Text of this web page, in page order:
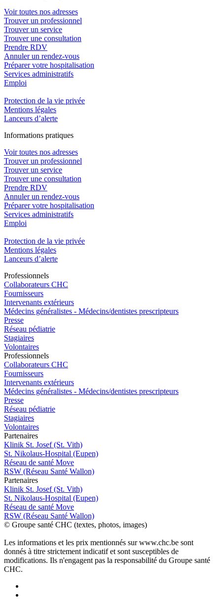
Voir toutes nos adresses
Trouver un professionnel
Trouver un service
Trouver une consultation
Prendre RDV
Annuler un rendez-vous
Préparer votre hospitalisation
Services administratifs
Emploi​
Protection de la vie privée
Mentions légales
Lanceurs d’alerte
Informations pratiques
Voir toutes nos adresses
Trouver un professionnel
Trouver un service
Trouver une consultation
Prendre RDV
Annuler un rendez-vous
Préparer votre hospitalisation
Services administratifs
Emploi​
Protection de la vie privée
Mentions légales
Lanceurs d’alerte
Professionnels
Collaborateurs CHC
Fournisseurs
Intervenants extérieurs
Médecins généralistes - Médecins/dentistes prescripteurs
Presse
Réseau pédiatrie
Stagiaires
Volontaires
Professionnels
Collaborateurs CHC
Fournisseurs
Intervenants extérieurs
Médecins généralistes - Médecins/dentistes prescripteurs
Presse
Réseau pédiatrie
Stagiaires
Volontaires
Partenaires
Klinik St. Josef (St. Vith)
St. Nikolaus-Hospital (Eupen)
Réseau de santé Move
RSW (Réseau Santé Wallon)
Partenaires
Klinik St. Josef (St. Vith)
St. Nikolaus-Hospital (Eupen)
Réseau de santé Move
RSW (Réseau Santé Wallon)
© Groupe santé CHC (textes, photos, images)
Les informations et les prix mentionnés sur www.chc.be sont
donnés à titre strictement indicatif et sont susceptibles de
modifications. Ils n'engagent pas la responsabilité du Groupe santé
CHC.